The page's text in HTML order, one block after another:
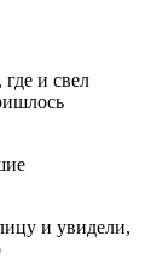
и свел
и увидели,